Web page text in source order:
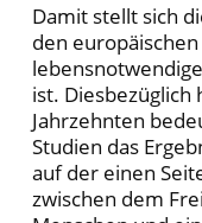
Damit stellt sich
den
ist. Diesbezüglich
Jahrzehnten
Studien das
auf der einen
zwischen dem